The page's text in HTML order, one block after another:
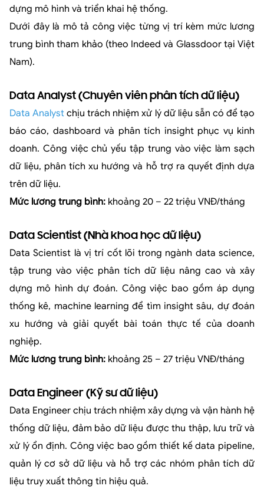
dựng mô hình và triển khai hệ thống.
Dưới đây là mô tả công việc từng vị trí kèm mức lương
trung bình tham khảo (theo Indeed và Glassdoor tại Việt
Nam).
Data Analyst (Chuyên viên phân tích dữ liệu)
Data Analyst chịu trách nhiệm xử lý dữ liệu sẵn có để tạo
báo cáo, dashboard và phân tích insight phục vụ kinh
doanh. Công việc chủ yếu tập trung vào việc làm sạch
dữ liệu, phân tích xu hướng và hỗ trợ ra quyết định dựa
trên dữ liệu.
Mức lương trung bình: khoảng 20 – 22 triệu VNĐ/tháng
Data Scientist (Nhà khoa học dữ liệu)
Data Scientist là vị trí cốt lõi trong ngành data science,
tập trung vào việc phân tích dữ liệu nâng cao và xây
dựng mô hình dự đoán. Công việc bao gồm áp dụng
thống kê, machine learning để tìm insight sâu, dự đoán
xu hướng và giải quyết bài toán thực tế của doanh
nghiệp.
Mức lương trung bình: khoảng 25 – 27 triệu VNĐ/tháng
Data Engineer (Kỹ sư dữ liệu)
Data Engineer chịu trách nhiệm xây dựng và vận hành hệ
thống dữ liệu, đảm bảo dữ liệu được thu thập, lưu trữ và
xử lý ổn định. Công việc bao gồm thiết kế data pipeline,
quản lý cơ sở dữ liệu và hỗ trợ các nhóm phân tích dữ
liệu truy xuất thông tin hiệu quả.